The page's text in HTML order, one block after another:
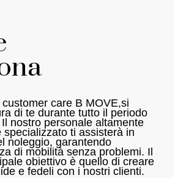
care B MOVE,si
di te durante tutto il periodo
Il nostro personale altamente
specializzato ti assisterà in
noleggio, garantendo
di mobilità senza problemi. Il
obiettivo è quello di creare
e fedeli con i nostri clienti.